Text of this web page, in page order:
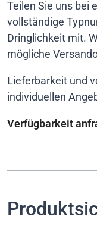
Teilen Sie uns bei
vollständige
Dringlichkeit mit.
mögliche
Lieferbarkeit und
individuellen
Verfügbarkeit